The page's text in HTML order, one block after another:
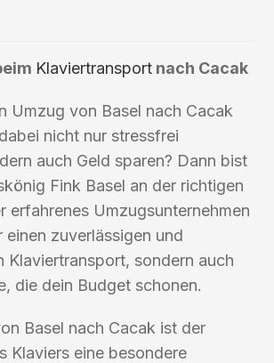
Klaviertransport nach Cacak
Umzug von Basel nach Cacak
nicht nur stressfrei
auch Geld sparen? Dann bist
Fink Basel an der richtigen
erfahrenes Umzugsunternehmen
einen zuverlässigen und
Klaviertransport, sondern auch
die dein Budget schonen.
Basel nach Cacak ist der
Klaviers eine besondere